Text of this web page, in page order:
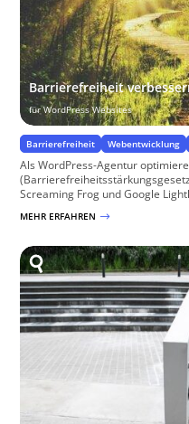
Barrierefreiheit
für WordPress Websites
Barrierefreiheit Webentwicklung
Als WordPress-Agentur
Screaming Frog und Google
MEHR ERFAHREN $